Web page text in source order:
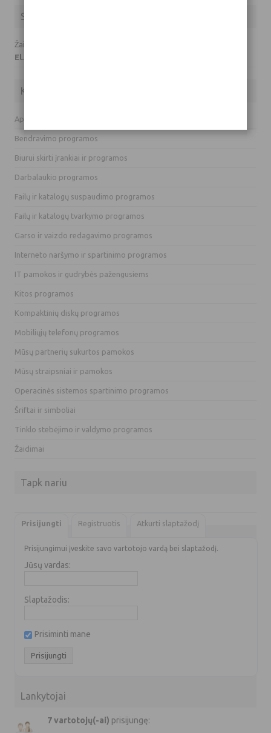
Susisiekite su mumis
Žaidimų prašymai ir klausimai:
El. paštas: info(eta)hardas.lt
Kategorijos
Apsaugos programos
Bendravimo programos
Biurui skirti įrankiai ir programos
Darbalaukio programos
Failų ir katalogų suspaudimo programos
Failų ir katalogų tvarkymo programos
Garso ir vaizdo redagavimo programos
Interneto naršymo ir spartinimo programos
IT pamokos ir gudrybės pažengusiems
Kitos programos
Kompaktinių diskų programos
Mobiliųjų telefonų programos
Mūsų partnerių sukurtos pamokos
Mūsų straipsniai ir pamokos
Operacinės sistemos spartinimo programos
Šriftai ir simboliai
Tinklo stebėjimo ir valdymo programos
Žaidimai
Tapk nariu
Prisijungti Registruotis Atkurti slaptažodį
Prisijungimui įveskite savo vartotojo vardą bei slaptažodį.
Jūsų vardas:
Slaptažodis:
Prisiminti mane
Lankytojai
7 vartotojų(-ai) prisijungę: